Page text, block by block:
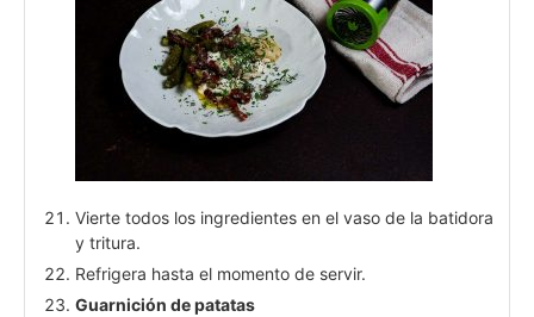
Vierte todos los ingredientes en el vaso de la batidora
y tritura.
Refrigera hasta el momento de servir.
Guarnición de patatas